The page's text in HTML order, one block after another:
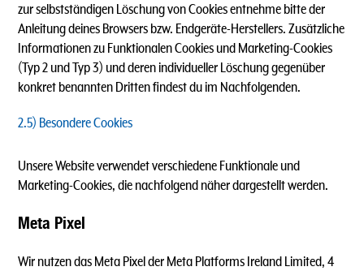
zur selbstständigen Löschung von Cookies entnehme bitte der
Anleitung deines Browsers bzw. Endgeräte-Herstellers. Zusätzliche
Informationen zu Funktionalen Cookies und Marketing-Cookies
(Typ 2 und Typ 3) und deren individueller Löschung gegenüber
konkret benannten Dritten findest du im Nachfolgenden.
2.5) Besondere Cookies
Unsere Website verwendet verschiedene Funktionale und
Marketing-Cookies, die nachfolgend näher dargestellt werden.
Meta Pixel
Wir nutzen das Meta Pixel der Meta Platforms Ireland Limited, 4